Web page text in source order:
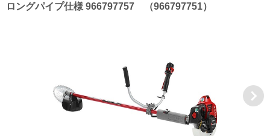
ロングパイプ仕様 966797757 （966797751）